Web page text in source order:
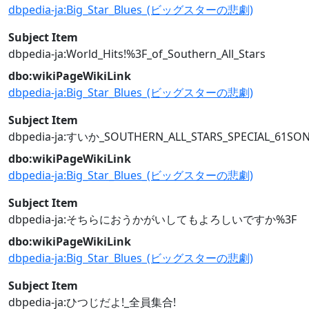
dbpedia-ja:Big_Star_Blues_(ビッグスターの悲劇)
Subject Item
dbpedia-ja:World_Hits!%3F_of_Southern_All_Stars
dbo:wikiPageWikiLink
dbpedia-ja:Big_Star_Blues_(ビッグスターの悲劇)
Subject Item
dbpedia-ja:すいか
dbo:wikiPageWikiLink
dbpedia-ja:Big_Star_Blues_(ビッグスターの悲劇)
Subject Item
dbpedia-ja:そちらにおうかがいしてもよろしいですか%3F
dbo:wikiPageWikiLink
dbpedia-ja:Big_Star_Blues_(ビッグスターの悲劇)
Subject Item
dbpedia-ja:ひつじだよ!_全員集合!